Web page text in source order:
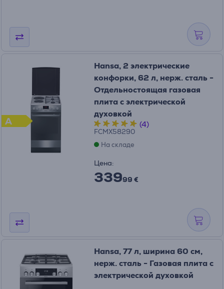
A
Hansa, 2 электрические
конфорки, 62 л, нерж. сталь -
Отдельностоящая газовая
плита с электрической
духовкой
(4)
FCMX58290
На складе
Цена:
33999 €
Hansa, 77 л, ширина 60 см,
нерж. сталь - Газовая плита с
электрической духовкой